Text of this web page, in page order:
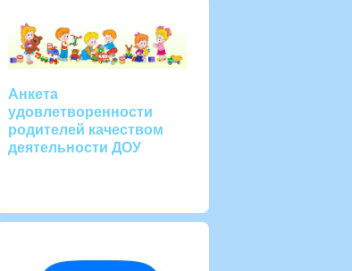
Анкета
удовлетворенности
родителей качеством
деятельности ДОУ